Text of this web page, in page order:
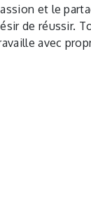
et le
de réussir.
avec